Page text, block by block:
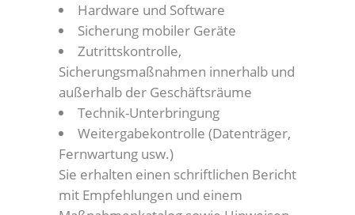
Hardware und Software
Sicherung mobiler Geräte
Zutrittskontrolle,
Sicherungsmaßnahmen innerhalb und
außerhalb der Geschäftsräume
Technik-Unterbringung
Weitergabekontrolle (Datenträger,
Fernwartung usw.)
Sie erhalten einen schriftlichen Bericht
mit Empfehlungen und einem